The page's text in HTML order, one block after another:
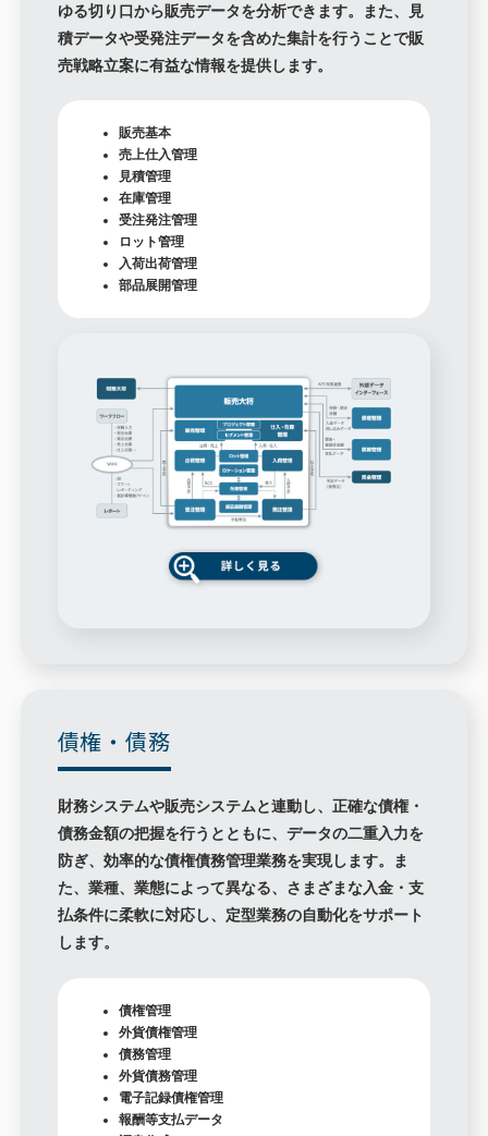
ゆる切り口から販売データを分析できます。また、見
積データや受発注データを含めた集計を行うことで販
売戦略立案に有益な情報を提供します。
販売基本
売上仕入管理
見積管理
在庫管理
受注発注管理
ロット管理
入荷出荷管理
部品展開管理
債権・債務
財務システムや販売システムと連動し、正確な債権・
債務金額の把握を行うとともに、データの二重入力を
防ぎ、効率的な債権債務管理業務を実現します。ま
た、業種、業態によって異なる、さまざまな入金・支
払条件に柔軟に対応し、定型業務の自動化をサポート
します。
債権管理
外貨債権管理
債務管理
外貨債務管理
電子記録債権管理
報酬等支払データ